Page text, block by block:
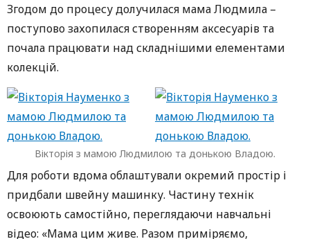
Згодом до процесу долучилася мама Людмила –
поступово захопилася створенням аксесуарів та
почала працювати над складнішими елементами
колекцій.
Вікторія з мамою Людмилою та донькою Владою.
Для роботи вдома облаштували окремий простір і
придбали швейну машинку. Частину технік
освоюють самостійно, переглядаючи навчальні
відео: «Мама цим живе. Разом приміряємо,